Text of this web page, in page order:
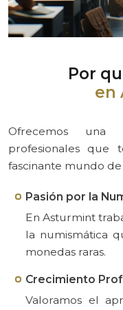
Por
en
Ofrecemos una
profesionales que
fascinante mundo de
Pasión por la
En Asturmint
la numismática
monedas raras.
Crecimiento
Valoramos el